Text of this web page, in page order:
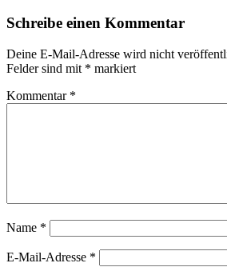
Schreibe einen Kommentar
Deine E-Mail-Adresse wird nicht
Felder sind mit * markiert
Kommentar *
Name *
E-Mail-Adresse *